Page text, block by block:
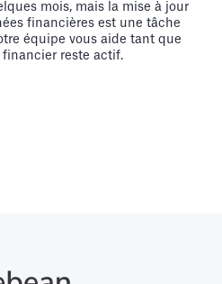
mois, mais la mise à jour
financières est une tâche
équipe vous aide tant que
financier reste actif.